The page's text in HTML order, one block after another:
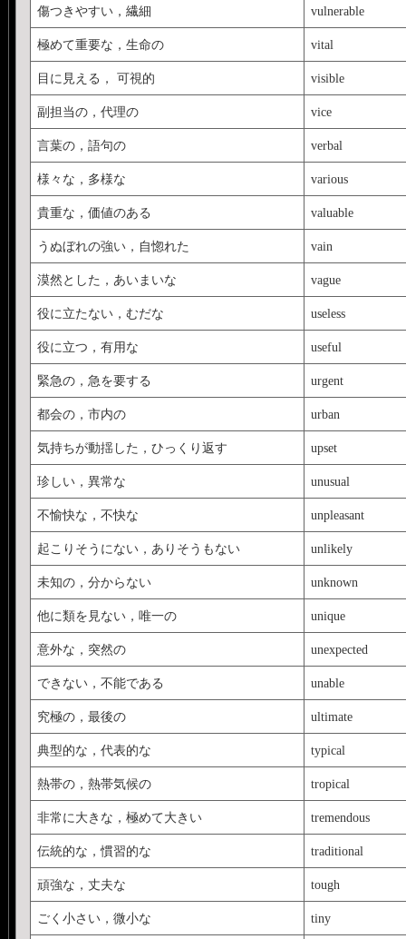
傷つきやすい，繊細 vulnerable
極めて重要な，生命の vital
目に見える， 可視的 visible
副担当の，代理の vice
言葉の，語句の verbal
様々な，多様な various
貴重な，価値のある valuable
うぬぼれの強い，自惚れた vain
漠然とした，あいまいな vague
役に立たない，むだな useless
役に立つ，有用な useful
緊急の，急を要する urgent
都会の，市内の urban
気持ちが動揺した，ひっくり返す upset
珍しい，異常な unusual
不愉快な，不快な unpleasant
起こりそうにない，ありそうもない unlikely
未知の，分からない unknown
他に類を見ない，唯一の unique
意外な，突然の unexpected
できない，不能である unable
究極の，最後の ultimate
典型的な，代表的な typical
熱帯の，熱帯気候の tropical
非常に大きな，極めて大きい tremendous
伝統的な，慣習的な traditional
頑強な，丈夫な tough
ごく小さい，微小な tiny